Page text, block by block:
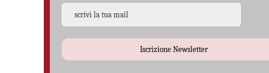
Iscrizione Newsletter